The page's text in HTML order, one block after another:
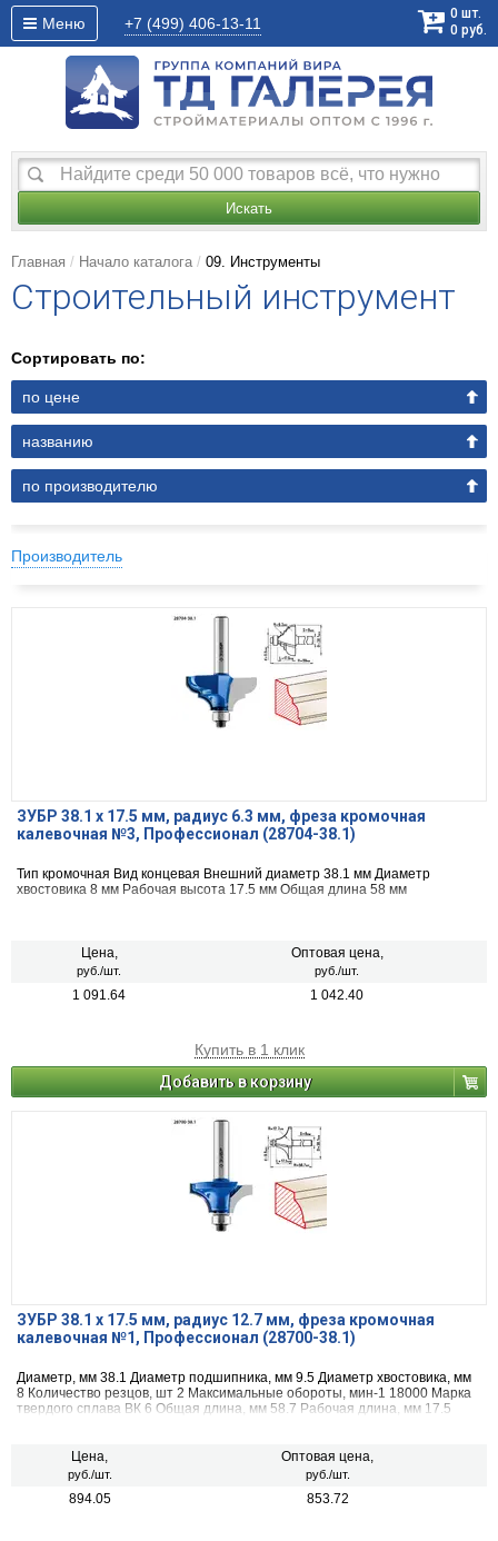
Меню +7 (499) 406-13-11
0 шт.
0 руб.
Искать
Главная Начало каталога 09. Инструменты
Строительный инструмент
Сортировать по:
по цене
названию
по производителю
Производитель
ЗУБР 38.1 x 17.5 мм, радиус 6.3 мм, фреза кромочная
калевочная №3, Профессионал (28704-38.1)
Тип кромочная Вид концевая Внешний диаметр 38.1 мм Диаметр
хвостовика 8 мм Рабочая высота 17.5 мм Общая длина 58 мм
Цена,
руб./шт.
Оптовая цена,
руб./шт.
1 091.64 1 042.40
Купить в 1 клик
Добавить в корзину
ЗУБР 38.1 x 17.5 мм, радиус 12.7 мм, фреза кромочная
калевочная №1, Профессионал (28700-38.1)
Диаметр, мм 38.1 Диаметр подшипника, мм 9.5 Диаметр хвостовика, мм
8 Количество резцов, шт 2 Максимальные обороты, мин-1 18000 Марка
твердого сплава ВК 6 Общая длина, мм 58.7 Рабочая длина, мм 17.5
Цена,
руб./шт.
Оптовая цена,
руб./шт.
894.05 853.72